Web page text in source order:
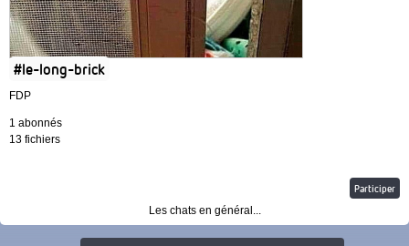
#le-long-brick
FDP
1 abonnés
13 fichiers
Participer
Les chats en général...